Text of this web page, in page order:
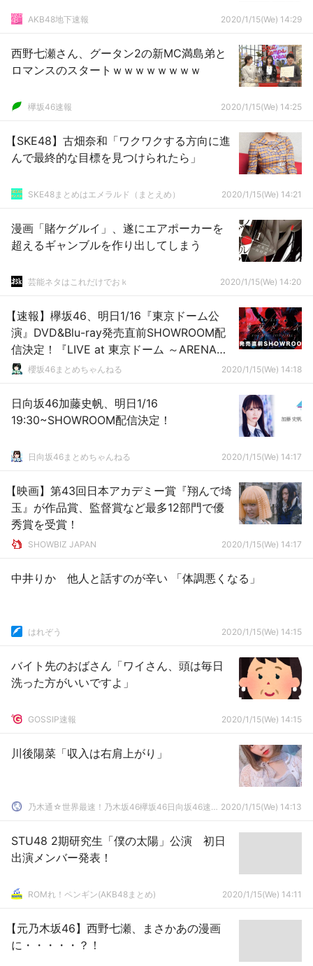
AKB48地下速報 2020/1/15(We) 14:29
西野七瀬さん、グータン2の新MC満島弟と
ロマンスのスタートｗｗｗｗｗｗｗｗ
欅坂46速報 2020/1/15(We) 14:25
【SKE48】古畑奈和「ワクワクする方向に進
んで最終的な目標を見つけられたら」
SKE48まとめはエメラルド（まとえめ） 2020/1/15(We) 14:21
漫画「賭ケグルイ」、遂にエアポーカーを
超えるギャンブルを作り出してしまう
芸能ネタはこれだけでおｋ 2020/1/15(We) 14:20
【速報】欅坂46、明日1/16『東京ドーム公
演』DVD&Blu-ray発売直前SHOWROOM配
信決定！『LIVE at 東京ドーム ～ARENA
TOUR 2019 FINAL～』
櫻坂46まとめちゃんねる 2020/1/15(We) 14:18
日向坂46加藤史帆、明日1/16
19:30~SHOWROOM配信決定！
日向坂46まとめちゃんねる 2020/1/15(We) 14:17
【映画】第43回日本アカデミー賞『翔んで埼
玉』が作品賞、監督賞など最多12部門で優
秀賞を受賞！
SHOWBIZ JAPAN 2020/1/15(We) 14:17
中井りか 他人と話すのが辛い 「体調悪くなる」
はれぞう 2020/1/15(We) 14:15
バイト先のおばさん「ワイさん、頭は毎日
洗った方がいいですよ」
GOSSIP速報 2020/1/15(We) 14:15
川後陽菜「収入は右肩上がり」
乃木通☆世界最速！乃木坂46欅坂46日向坂46速報まとめ 2020/1/15(We) 14:13
STU48 2期研究生「僕の太陽」公演 初日
出演メンバー発表！
ROMれ！ペンギン(AKB48まとめ) 2020/1/15(We) 14:11
【元乃木坂46】西野七瀬、まさかあの漫画
に・・・・・？！